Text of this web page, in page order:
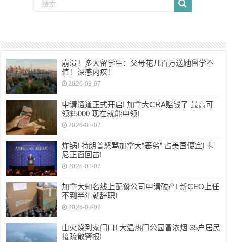
崩溃！多大留学生：父母花几百万送她留学不
值！深感内疚！
2026-08-07
申请通道正式开启! 加拿大CRA赔钱了 最高可
领$5000 现在就能申领!
2026-08-07
炸锅! 特朗普怒骂加拿大”恶劣” 占美国便宜! 卡
尼正面回击!
2026-08-07
加拿大知名线上配餐公司申请破产! 新CEO上任
不到半年就辞职!
2026-08-07
山火烧到家门口! 大温热门公园冒浓烟 35户居民
接疏散警报!